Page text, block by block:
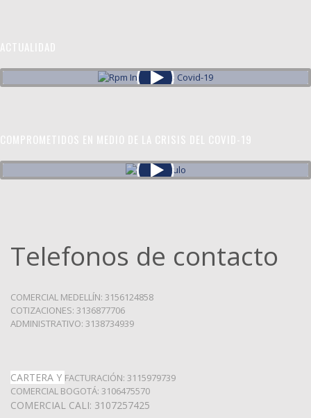
ACTUALIDAD
COMPROMETIDOS EN MEDIO DE LA CRISIS DEL COVID-19
Telefonos de contacto
COMERCIAL MEDELLÍN: 3156124858
COTIZACIONES: 3136877706
ADMINISTRATIVO: 3138734939
CARTERA Y FACTURACIÓN: 3115979739
COMERCIAL BOGOTÁ: 3106475570
COMERCIAL CALI: 3107257425